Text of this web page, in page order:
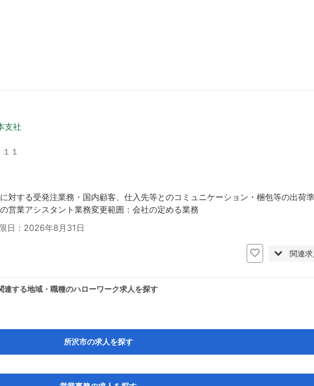
支社
１
対する受発注業務・国内顧客、仕入先等とのコミュニケーション・梱包等の出荷準
営業アシスタント業務変更範囲：会社の定める業務
日：2026年8月31日
関連求
する地域・職種のハローワーク求人を探す
所沢市の求人を探す